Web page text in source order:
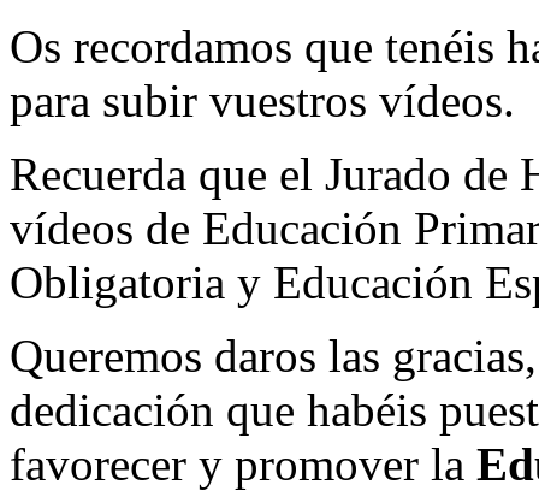
Os recordamos que tenéis
para subir vuestros vídeos.
Recuerda que el Jurado
vídeos de Educación
Obligatoria y Educación
Queremos daros las
dedicación que habéis
favorecer y promover la